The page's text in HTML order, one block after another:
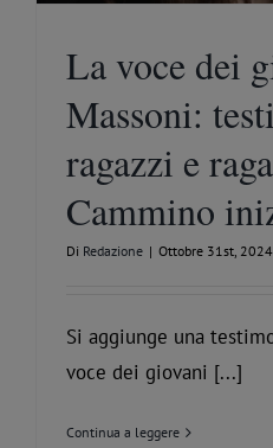
La voce dei
Massoni:
ragazzi e
Cammino
Di Redazione | Ottobre 31st, 2024
Si aggiunge una
voce dei giovani [...]
Continua a leggere